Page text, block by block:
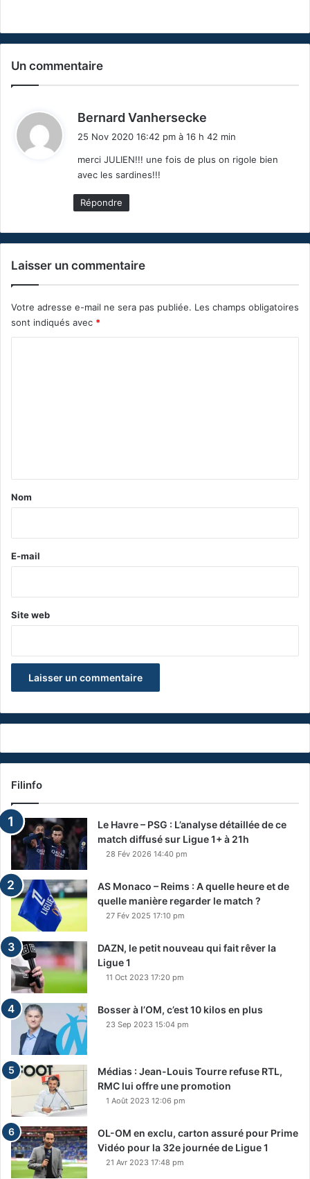
Un commentaire
Bernard Vanhersecke
25 Nov 2020 16:42 pm à 16 h 42 min
merci JULIEN!!! une fois de plus on rigole bien
avec les sardines!!!
Répondre
Laisser un commentaire
Votre adresse e-mail ne sera pas publiée. Les champs obligatoires
sont indiqués avec *
a
e
Nom
E-mail
Site web
Filinfo
Le Havre – PSG : L’analyse détaillée de ce
match diffusé sur Ligue 1+ à 21h
28 Fév 2026 14:40 pm
AS Monaco – Reims : A quelle heure et de
quelle manière regarder le match ?
27 Fév 2025 17:10 pm
DAZN, le petit nouveau qui fait rêver la
Ligue 1
11 Oct 2023 17:20 pm
Bosser à l’OM, c’est 10 kilos en plus
23 Sep 2023 15:04 pm
Médias : Jean-Louis Tourre refuse RTL,
RMC lui offre une promotion
1 Août 2023 12:06 pm
OL-OM en exclu, carton assuré pour Prime
Vidéo pour la 32e journée de Ligue 1
21 Avr 2023 17:48 pm